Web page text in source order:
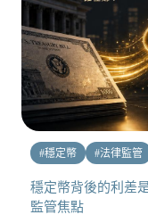
#穩定幣 #法律監管
穩定幣背後的利差
監管焦點